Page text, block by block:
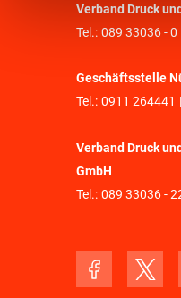
Verband Druck
Tel.: 089 33036 - 0
Geschäftsstelle
Tel.: 0911 264441 |
Verband Druck
GmbH
Tel.: 089 33036 -